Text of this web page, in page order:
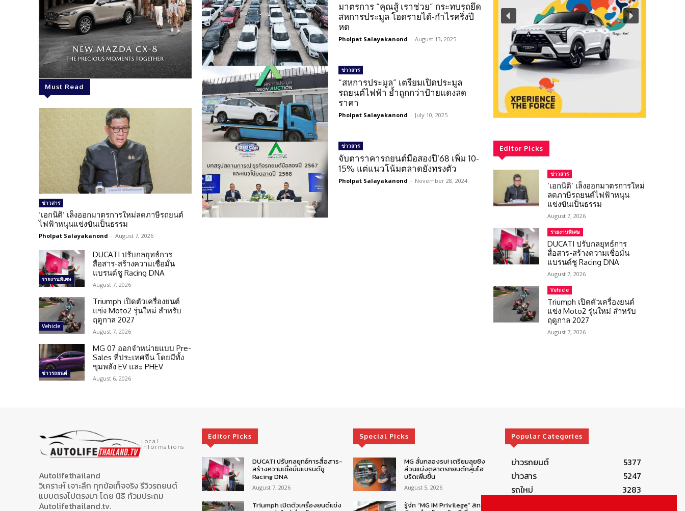
Must Read
ข่าวสาร
‘เอกนิติ’ เล็งออกมาตรการใหม่ลดภาษีรถยนต์
ไฟฟ้าหนุนแข่งขันเป็นธรรม
Pholpat Salayakanond - August 7, 2026
รายงานพิเศษ
DUCATI ปรับกลยุทธ์การ
สื่อสาร-สร้างความเชื่อมั่น
แบรนด์ชู Racing DNA
August 7, 2026
Vehicle
Triumph เปิดตัวเครื่องยนต์
แข่ง Moto2 รุ่นใหม่ สำหรับ
ฤดูกาล 2027
August 7, 2026
ข่าวรถยนต์
MG 07 ออกจำหน่ายแบบ Pre-
Sales ที่ประเทศจีน โดยมีทั้ง
ขุมพลัง EV และ PHEV
August 6, 2026
มาตรการ “คุณสู้ เราช่วย” กระทบรถยึด
สหการประมูล โอดรายได้-กำไรครึ่งปี
หด
Pholpat Salayakanond - August 13, 2025
ข่าวสาร
“สหการประมูล” เตรียมเปิดประมูล
รถยนต์ไฟฟ้า ย้ำถูกกว่าป้ายแดงลด
ราคา
Pholpat Salayakanond - July 10, 2025
ข่าวสาร
จับตาราคารถยนต์มือสองปี’68 เพิ่ม 10-
15% แต่แนวโน้มตลาดยังทรงตัว
Pholpat Salayakanond - November 28, 2024
Editor Picks
ข่าวสาร
‘เอกนิติ’ เล็งออกมาตรการใหม่
ลดภาษีรถยนต์ไฟฟ้าหนุน
แข่งขันเป็นธรรม
August 7, 2026
รายงานพิเศษ
DUCATI ปรับกลยุทธ์การ
สื่อสาร-สร้างความเชื่อมั่น
แบรนด์ชู Racing DNA
August 7, 2026
Vehicle
Triumph เปิดตัวเครื่องยนต์
แข่ง Moto2 รุ่นใหม่ สำหรับ
ฤดูกาล 2027
August 7, 2026
Local
Informations
Autolifethailand
วิเคราะห์ เจาะลึก ทุกข้อเท็จจริง รีวิวรถยนต์
แบบตรงไปตรงมา โดย นิธิ ท้วมประถม
Autolifethailand.tv.
Editor Picks
DUCATI ปรับกลยุทธ์การสื่อสาร-
สร้างความเชื่อมั่นแบรนด์ชู
Racing DNA
August 7, 2026
Triumph เปิดตัวเครื่องยนต์แข่ง
Special Picks
MG ลั่นกลองรบ! เตรียมลุยชิง
ส่วนแบ่งตลาดรถยนต์กลุ่มไฮ
บริดเพิ่มขึ้น
August 5, 2026
รู้จัก “MG IM Privilege” สิทธิ
Popular Categories
ข่าวรถยนต์
5377
ข่าวสาร
5247
รถใหม่
3283